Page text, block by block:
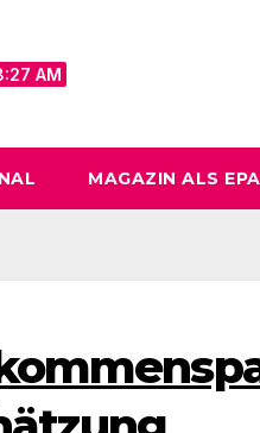
AM
MAGAZIN ALS